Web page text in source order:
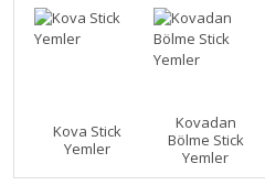
Kova Stick
Yemler
Kovadan
Bölme Stick
Yemler